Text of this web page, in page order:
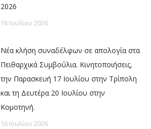
2026
16 Ιουλίου 2026
Νέα κλήση συναδέλφων σε απολογία στα
Πειθαρχικά Συμβούλια. Κινητοποιήσεις,
την Παρασκευή 17 Ιουλίου στην Τρίπολη
και τη Δευτέρα 20 Ιουλίου στην
Κομοτηνή.
16 Ιουλίου 2026